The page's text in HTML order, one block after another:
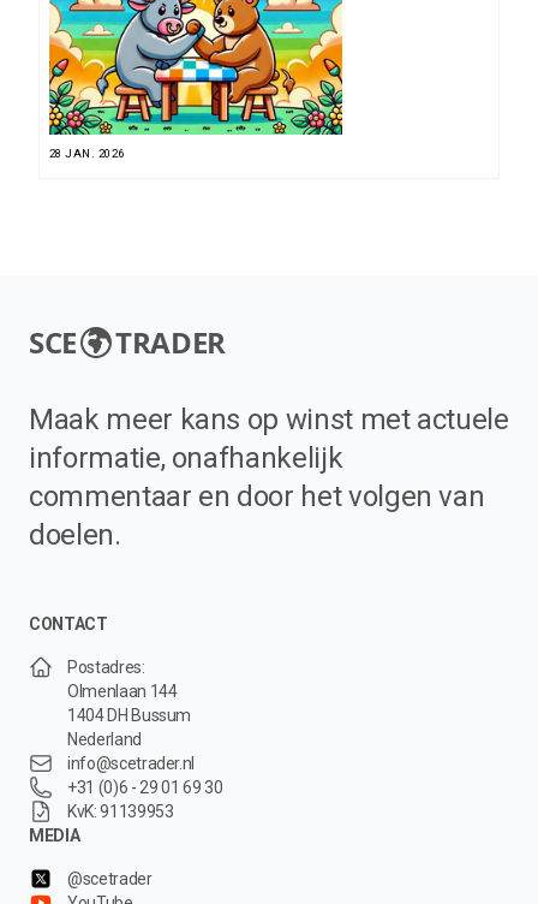
28 JAN. 2026
SCE TRADER
Maak meer kans op winst met actuele
informatie, onafhankelijk
commentaar en door het volgen van
doelen.
CONTACT
Postadres:
Olmenlaan 144
1404 DH Bussum
Nederland
info@scetrader.nl
+31 (0)6 - 29 01 69 30
KvK: 91139953
MEDIA
@scetrader